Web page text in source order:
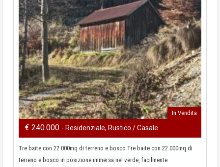
In Vendita
€ 240.000 - Residenziale, Rustico / Casale
Tre baite con 22.000mq di terreno e bosco Tre baite con 22.000mq di
terreno e bosco in posizione immersa nel verde, facilmente